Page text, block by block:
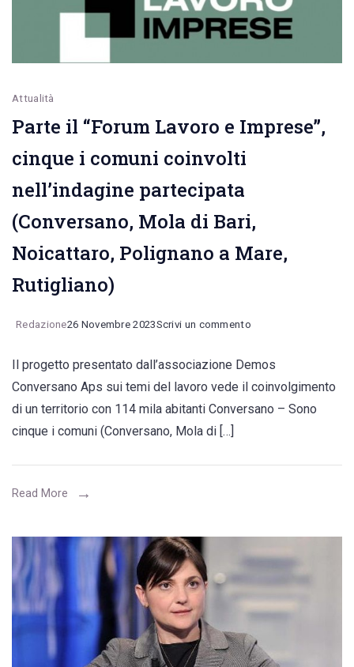
Attualità
Parte il “Forum Lavoro e Imprese”,
cinque i comuni coinvolti
nell’indagine partecipata
(Conversano, Mola di Bari,
Noicattaro, Polignano a Mare,
Rutigliano)
Redazione26 Novembre 2023Scrivi un commentoon
il
“Forum
Imprese”,
comuni
coinvolti
nell’indagine
partecipata
Mola
Il progetto presentato dall’associazione Demos
Conversano Aps sui temi del lavoro vede il coinvolgimento
di un territorio con 114 mila abitanti Conversano – Sono
cinque i comuni (Conversano, Mola di […]
Read More